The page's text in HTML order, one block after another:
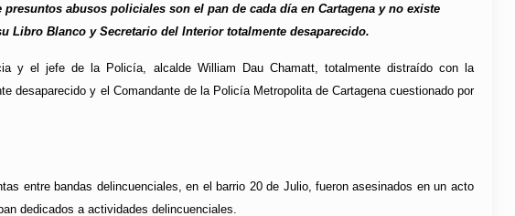
abusos policiales son el pan de cada día en Cartagena y no existe
Libro Blanco y Secretario del Interior totalmente desaparecido.
y el jefe de la Policía, alcalde William Dau Chamatt, totalmente distraído con la
desaparecido y el Comandante de la Policía Metropolita de Cartagena cuestionado por
entre bandas delincuenciales, en el barrio 20 de Julio, fueron asesinados en un acto
dedicados a actividades delincuenciales.